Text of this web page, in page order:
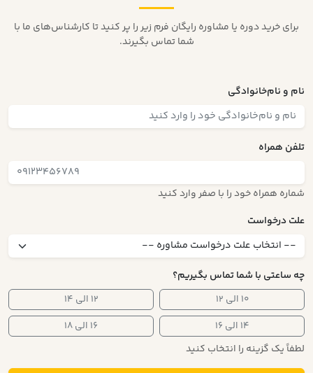
برای خرید دوره یا مشاوره رایگان فرم زیر را پر کنید تا کارشناس‌های ما با
شما تماس بگیرند.
نام و نام‌خانوادگی
تلفن همراه
شماره همراه خود را با صفر وارد کنید
علت درخواست
چه ساعتی با شما تماس بگیریم؟
۱۰ الی ۱۲
۱۲ الی ۱۴
۱۴ الی ۱۶
۱۶ الی ۱۸
لطفاً یک گزینه را انتخاب کنید